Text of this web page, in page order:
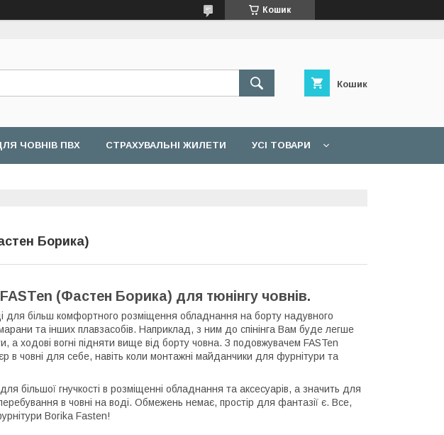
Кошик
Кошик
ЧОВНІВ ПВХ СТРАХУВАЛЬНІ ЖИЛЕТИ УСІ ТОВАРИ
Борика)
(Фастен Борика) для тюнінгу човнів.
для більш комфортного розміщення обладнання на борту надувного
та інших плавзасобів. Наприклад, з ним до спінінга Вам буде легше
а ходові вогні підняти вище від борту човна. З подовжувачем FASTen
в човні для себе, навіть коли монтажні майданчики для фурнітури та
більшої гнучкості в розміщенні обладнання та аксесуарів, а значить для
в човні на воді. Обмежень немає, простір для фантазії є. Все,
Borika Fasten!